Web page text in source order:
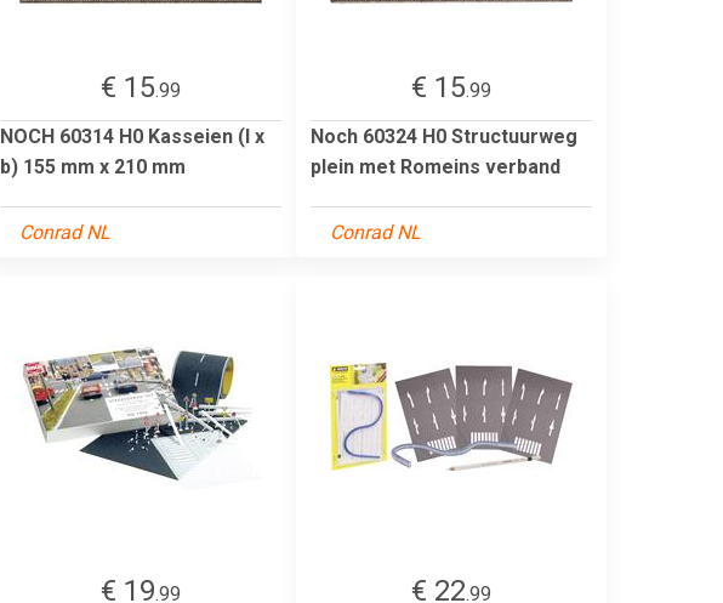
€ 15.99
NOCH 60314 H0 Kasseien (l x
b) 155 mm x 210 mm
Conrad NL
€ 15.99
Noch 60324 H0 Structuurweg
plein met Romeins verband
Conrad NL
€ 19.99 € 22.99